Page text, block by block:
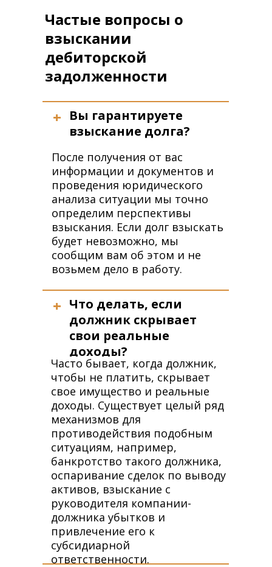
Частые вопросы о
взыскании
дебиторской
задолженности
Вы гарантируете
взыскание долга?
+
После получения от вас
информации и документов и
проведения юридического
анализа ситуации мы точно
определим перспективы
взыскания. Если долг взыскать
будет невозможно, мы
сообщим вам об этом и не
возьмем дело в работу.
Что делать, если
должник скрывает
свои реальные
доходы?
+
Часто бывает, когда должник,
чтобы не платить, скрывает
свое имущество и реальные
доходы. Существует целый ряд
механизмов для
противодействия подобным
ситуациям, например,
банкротство такого должника,
оспаривание сделок по выводу
активов, взыскание с
руководителя компании-
должника убытков и
привлечение его к
субсидиарной
ответственности.